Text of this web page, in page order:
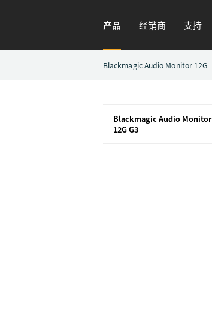
产品 经销商 支持
Blackmagic Audio Monitor 12G
Blackmagic Audio Monitor
12G G3